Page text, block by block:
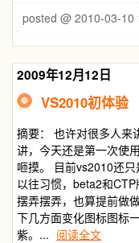
posted @ 2010-03-10
2009年12月12日
VS2010初体验
摘要： 也许对很多人来
讲，今天还是第一次使
咂摸。 目前vs2010还
以往习惯，beta2和
摆弄摆弄，也算提前做
下几方面变化图标图标
紫。... 阅读全文